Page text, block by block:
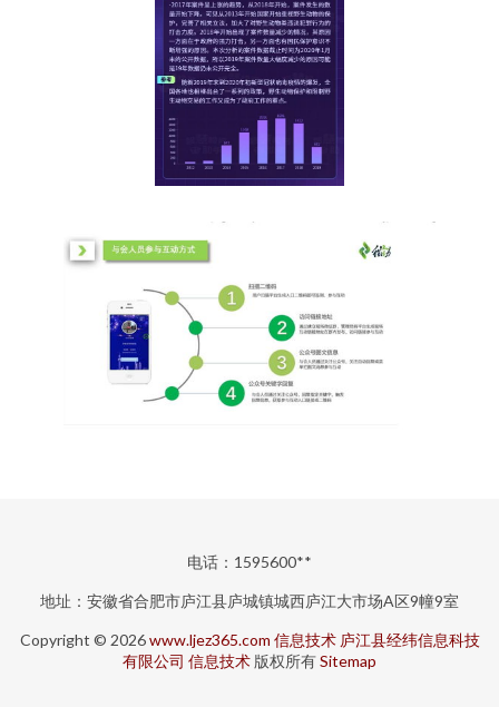
电话：1595600**
地址：安徽省合肥市庐江县庐城镇城西庐江大市场A区9幢9室
Copyright © 2026www.ljez365.com 信息技术 庐江县经纬信息科技
有限公司 信息技术 版权所有Sitemap